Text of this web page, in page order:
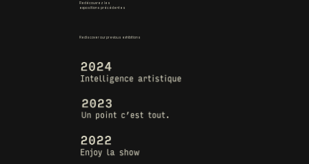
Redécouvrez les
expositions précédentes
Rediscover our previous exhibitions